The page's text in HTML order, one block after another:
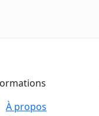
À propos